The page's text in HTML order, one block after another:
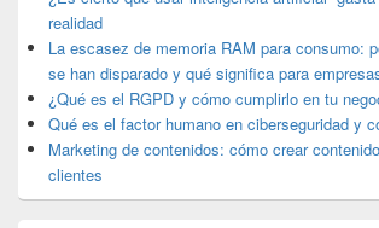
primariarealidad
La escasez de memoria RAM para consumo:
se han disparado y qué significa para
¿Qué es el RGPD y cómo cumplirlo en tu
Qué es el factor humano en ciberseguridad y
Marketing de contenidos: cómo crear
clientes